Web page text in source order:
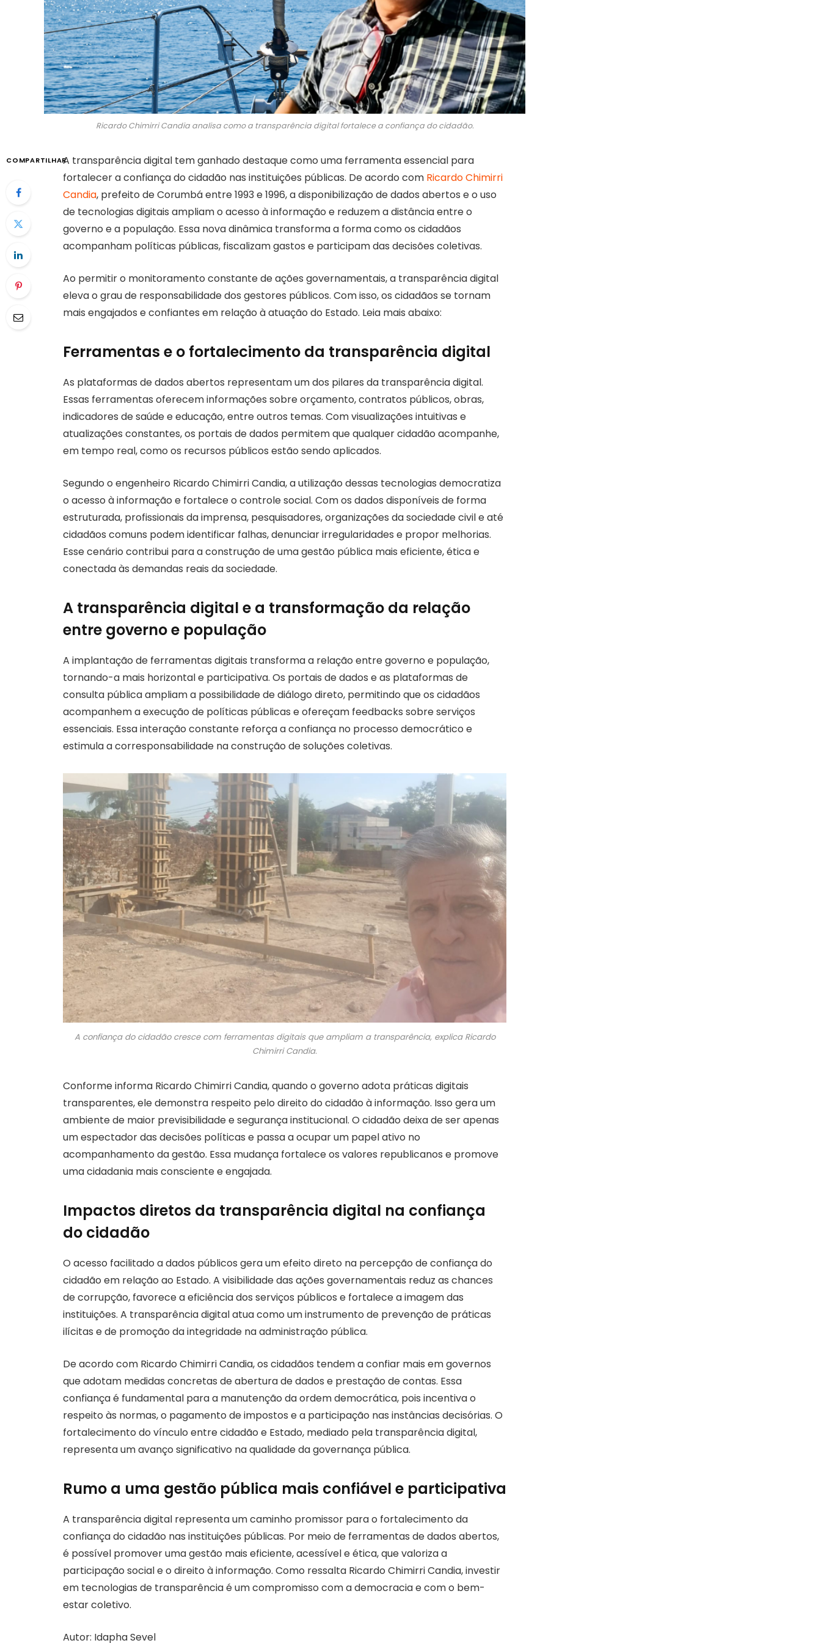
Ricardo Chimirri Candia analisa como a transparência digital fortalece a confiança do cidadão.
COMPARTILHARA transparência digital tem ganhado destaque como uma ferramenta essencial para
fortalecer a confiança do cidadão nas instituições públicas. De acordo com Ricardo Chimirri
Candia, prefeito de Corumbá entre 1993 e 1996, a disponibilização de dados abertos e o uso
de tecnologias digitais ampliam o acesso à informação e reduzem a distância entre o
governo e a população. Essa nova dinâmica transforma a forma como os cidadãos
acompanham políticas públicas, fiscalizam gastos e participam das decisões coletivas.
Ao permitir o monitoramento constante de ações governamentais, a transparência digital
eleva o grau de responsabilidade dos gestores públicos. Com isso, os cidadãos se tornam
mais engajados e confiantes em relação à atuação do Estado. Leia mais abaixo:
Ferramentas e o fortalecimento da transparência digital
As plataformas de dados abertos representam um dos pilares da transparência digital.
Essas ferramentas oferecem informações sobre orçamento, contratos públicos, obras,
indicadores de saúde e educação, entre outros temas. Com visualizações intuitivas e
atualizações constantes, os portais de dados permitem que qualquer cidadão acompanhe,
em tempo real, como os recursos públicos estão sendo aplicados.
Segundo o engenheiro Ricardo Chimirri Candia, a utilização dessas tecnologias democratiza
o acesso à informação e fortalece o controle social. Com os dados disponíveis de forma
estruturada, profissionais da imprensa, pesquisadores, organizações da sociedade civil e até
cidadãos comuns podem identificar falhas, denunciar irregularidades e propor melhorias.
Esse cenário contribui para a construção de uma gestão pública mais eficiente, ética e
conectada às demandas reais da sociedade.
A transparência digital e a transformação da relação
entre governo e população
A implantação de ferramentas digitais transforma a relação entre governo e população,
tornando-a mais horizontal e participativa. Os portais de dados e as plataformas de
consulta pública ampliam a possibilidade de diálogo direto, permitindo que os cidadãos
acompanhem a execução de políticas públicas e ofereçam feedbacks sobre serviços
essenciais. Essa interação constante reforça a confiança no processo democrático e
estimula a corresponsabilidade na construção de soluções coletivas.
A confiança do cidadão cresce com ferramentas digitais que ampliam a transparência, explica Ricardo
Chimirri Candia.
Conforme informa Ricardo Chimirri Candia, quando o governo adota práticas digitais
transparentes, ele demonstra respeito pelo direito do cidadão à informação. Isso gera um
ambiente de maior previsibilidade e segurança institucional. O cidadão deixa de ser apenas
um espectador das decisões políticas e passa a ocupar um papel ativo no
acompanhamento da gestão. Essa mudança fortalece os valores republicanos e promove
uma cidadania mais consciente e engajada.
Impactos diretos da transparência digital na confiança
do cidadão
O acesso facilitado a dados públicos gera um efeito direto na percepção de confiança do
cidadão em relação ao Estado. A visibilidade das ações governamentais reduz as chances
de corrupção, favorece a eficiência dos serviços públicos e fortalece a imagem das
instituições. A transparência digital atua como um instrumento de prevenção de práticas
ilícitas e de promoção da integridade na administração pública.
De acordo com Ricardo Chimirri Candia, os cidadãos tendem a confiar mais em governos
que adotam medidas concretas de abertura de dados e prestação de contas. Essa
confiança é fundamental para a manutenção da ordem democrática, pois incentiva o
respeito às normas, o pagamento de impostos e a participação nas instâncias decisórias. O
fortalecimento do vínculo entre cidadão e Estado, mediado pela transparência digital,
representa um avanço significativo na qualidade da governança pública.
Rumo a uma gestão pública mais confiável e participativa
A transparência digital representa um caminho promissor para o fortalecimento da
confiança do cidadão nas instituições públicas. Por meio de ferramentas de dados abertos,
é possível promover uma gestão mais eficiente, acessível e ética, que valoriza a
participação social e o direito à informação. Como ressalta Ricardo Chimirri Candia, investir
em tecnologias de transparência é um compromisso com a democracia e com o bem-
estar coletivo.
Autor: Idapha Sevel